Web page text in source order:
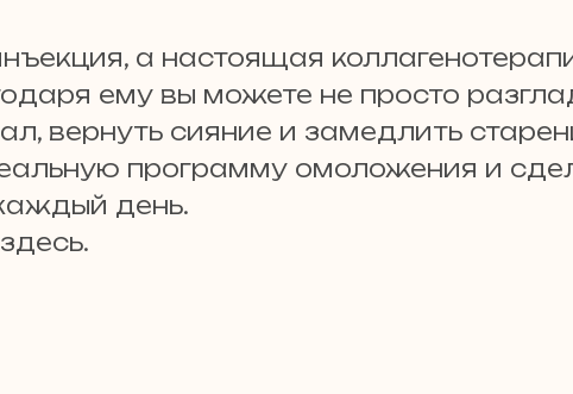
а настоящая
ему вы можете не просто
вернуть сияние и замедлить
программу омоложения и
день.